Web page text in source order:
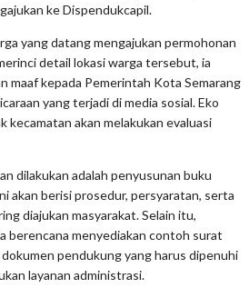
ke Dispendukcapil.
yang datang mengajukan permohonan
detail lokasi warga tersebut, ia
maaf kepada Pemerintah Kota Semarang
yang terjadi di media sosial. Eko
kecamatan akan melakukan evaluasi
dilakukan adalah penyusunan buku
akan berisi prosedur, persyaratan, serta
diajukan masyarakat. Selain itu,
berencana menyediakan contoh surat
pendukung yang harus dipenuhi
layanan administrasi.